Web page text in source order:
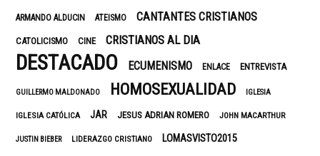
ARMANDO ALDUCIN ATEISMO CANTANTES CRISTIANOS
CATOLICISMO CINE CRISTIANOS AL DIA
DESTACADO ECUMENISMO ENLACE ENTREVISTA
GUILLERMO MALDONADO HOMOSEXUALIDAD IGLESIA
IGLESIA CATÓLICA JAR JESUS ADRIAN ROMERO JOHN MACARTHUR
JUSTIN BIEBER LIDERAZGO CRISTIANO LOMASVISTO2015